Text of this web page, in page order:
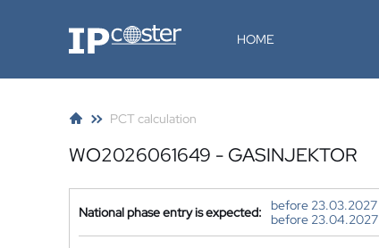
IP-Coster HOME
PCT calculation
WO2026061649 - GASINJEKTOR
National phase entry is expected:
before 23.03.2027
before 23.04.2027